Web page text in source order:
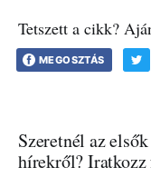
Tetszett a cikk?
MEGOSZTÁS
Szeretnél az
hírekről?